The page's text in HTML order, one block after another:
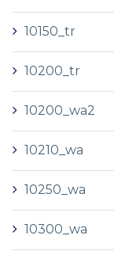
10150_tr
10200_tr
10200_wa2
10210_wa
10250_wa
10300_wa